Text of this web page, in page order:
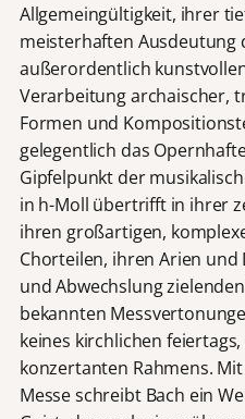
Allgemeingültigkeit, ihrer
meisterhaften Ausdeutung
außerordentlich
Verarbeitung archaischer,
Formen und
gelegentlich das
Gipfelpunkt der
in h-Moll übertrifft in ihrer
ihren großartigen,
Chorteilen, ihren Arien
und Abwechslung
bekannten
keines kirchlichen
konzertanten Rahmens.
Messe schreibt Bach ein